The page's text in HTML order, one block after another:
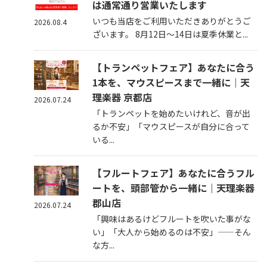
は通常通り営業いたします
いつも当店をご利用いただきありがとうご
ざいます。 8月12日～14日は夏季休業と...
2026.08.4
【トランペットフェア】あなたに合う
1本を、マウスピースまで一緒に｜天
理楽器 京都店
「トランペットを始めたいけれど、音が出
るか不安」「マウスピースが自分に合って
いる...
2026.07.24
【フルートフェア】あなたに合うフル
ートを、頭部管から一緒に｜天理楽器
郡山店
「興味はあるけどフルートを吹いた事がな
い」「大人から始めるのは不安」——そん
な方...
2026.07.24